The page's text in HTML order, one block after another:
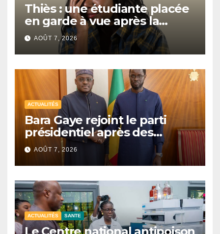
Thiès : une étudiante placée
en garde à vue après la
découverte de deux
nouveau-nés sans vie
AOÛT 7, 2026
ACTUALITÉS
Bara Gaye rejoint le parti
présidentiel après des
échanges avec Bassirou
Diomaye Faye
AOÛT 7, 2026
ACTUALITÉS SANTE